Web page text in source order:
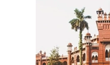
কবে হবে মেডিকেল ভর্তি
আজকের বাজারে স্বর্ণের